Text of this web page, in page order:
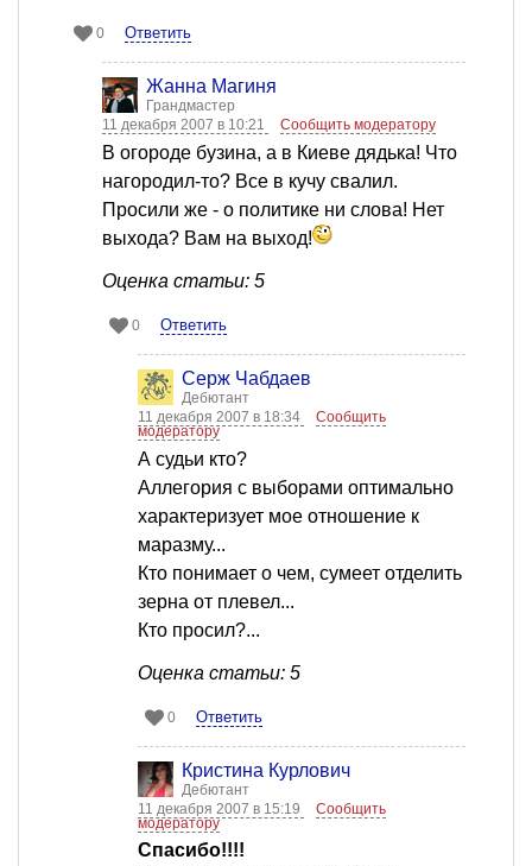
0 Ответить
Жанна Магиня
Грандмастер
11 декабря 2007 в 10:21
Сообщить модератору
В огороде бузина, а в Киеве дядька! Что
нагородил-то? Все в кучу свалил.
Просили же - о политике ни слова! Нет
выхода? Вам на выход!
Оценка статьи: 5
0 Ответить
Серж Чабдаев
Дебютант
11 декабря 2007 в 18:34
Сообщить
модератору
А судьи кто?
Аллегория с выборами оптимально
характеризует мое отношение к
маразму...
Кто понимает о чем, сумеет отделить
зерна от плевел...
Кто просил?...
Оценка статьи: 5
0 Ответить
Кристина Курлович
Дебютант
11 декабря 2007 в 15:19
Сообщить
модератору
Спасибо!!!!